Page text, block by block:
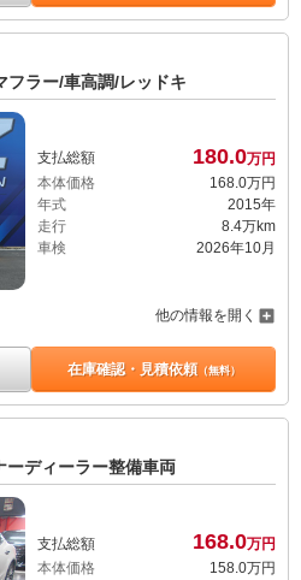
ラー/車高調/レッドキ
支払総額 180.0万円
本体価格
168. 0万円
年式
2015年
走行
8.4万km
車検
2026年10月
他の情報を開く
在庫確認・見積依頼（無料）
ーディーラー整備車両
支払総額 168.0万円
本体価格
158.0万円